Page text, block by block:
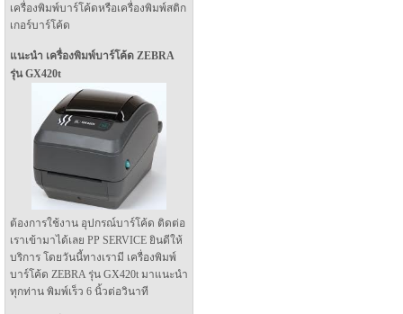
เครื่องพิมพ์บาร์โค้ดหรือเครื่องพิมพ์สติก
เกอร์บาร์โค้ด
แนะนำ เครื่องพิมพ์บาร์โค้ด ZEBRA
รุ่น GX420t
ต้องการใช้งาน อุปกรณ์บาร์โค้ด ติดต่อ
เราเข้ามาได้เลย PP SERVICE ยินดีให้
บริการ โดยวันนี้ทางเรามี เครื่องพิมพ์
บาร์โค้ด ZEBRA รุ่น GX420t มาแนะนำ
ทุกท่าน พิมพ์เร็ว 6 นิ้วต่อวินาที